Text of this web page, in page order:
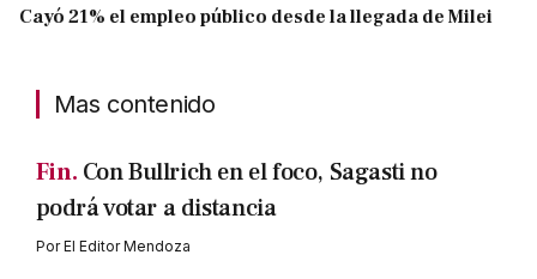
Cayó 21% el empleo público desde la llegada de Milei
Mas contenido
Fin. Con Bullrich en el foco, Sagasti no
podrá votar a distancia
PorEl Editor Mendoza